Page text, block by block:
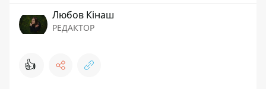
Любов Кінаш
РЕДАКТОР
👍